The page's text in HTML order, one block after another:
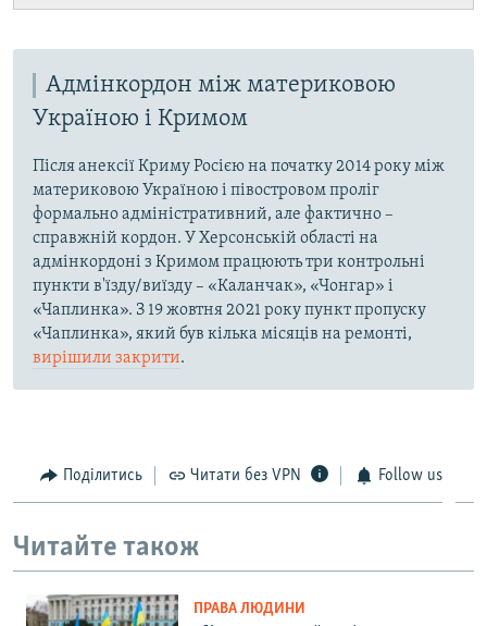
Адмінкордон між материковою
Україною і Кримом
Після анексії Криму Росією на початку 2014 року між
материковою Україною і півостровом проліг
формально адміністративний, але фактично –
справжній кордон. У Херсонській області на
адмінкордоні з Кримом працюють три контрольні
пункти в'їзду/виїзду – «Каланчак», «Чонгар» і
«Чаплинка». З 19 жовтня 2021 року пункт пропуску
«Чаплинка», який був кілька місяців на ремонті,
вирішили закрити.
Поділитись Читати без VPN Follow us
Читайте також
ПРАВА ЛЮДИНИ